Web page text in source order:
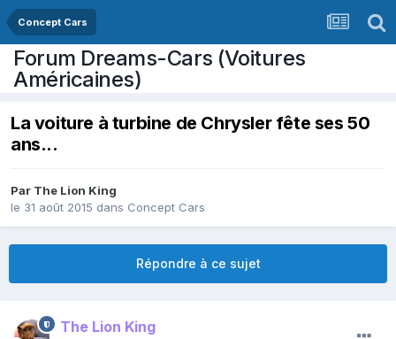
Concept Cars
Forum Dreams-Cars (Voitures
Américaines)
La voiture à turbine de Chrysler fête ses 50
ans...
Par The Lion King
le 31 août 2015 dans Concept Cars
Répondre à ce sujet
The Lion King